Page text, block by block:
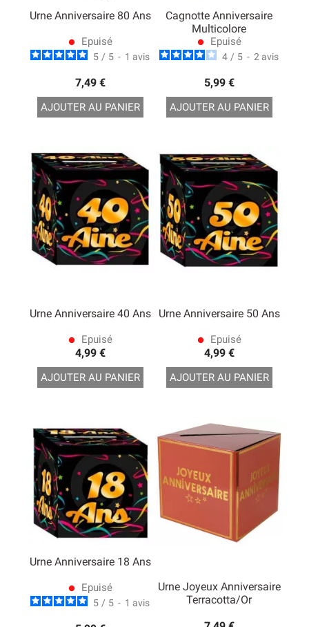
Urne Anniversaire 80 Ans
lens Epuisé
5 / 5 - 1 avis
7,49 €
AJOUTER AU PANIER
Cagnotte Anniversaire
Multicolore
lens Epuisé
4 / 5 - 2 avis
5,99 €
AJOUTER AU PANIER
Urne Anniversaire 40 Ans
lens Epuisé
4,99 €
AJOUTER AU PANIER
Urne Anniversaire 50 Ans
lens Epuisé
4,99 €
AJOUTER AU PANIER
Urne Anniversaire 18 Ans
lens Epuisé
5 / 5 - 1 avis
Urne Joyeux Anniversaire
Terracotta/Or